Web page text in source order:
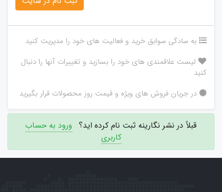
به سادگی سوابق خرید و فعالیت های خود را مدیریت کنید
لیست علاقمندی های خود را بسازید و تغییرات آنها را دنبال
کنید
در جریان فروش های ویژه و قیمت روز محصولات قرار بگیرید
قبلاً در نشر نگارینه ثبت نام کرده اید؟ ورود به حساب
کاربری